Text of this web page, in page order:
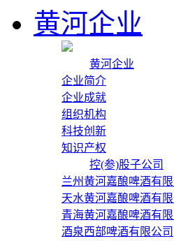
黄河企业
黄河企业
企业简介
企业成就
组织机构
科技创新
知识产权
控(参)股子公司
兰州黄河嘉酿啤酒有限
天水黄河嘉酿啤酒有限
青海黄河嘉酿啤酒有限
酒泉西部啤酒有限公司